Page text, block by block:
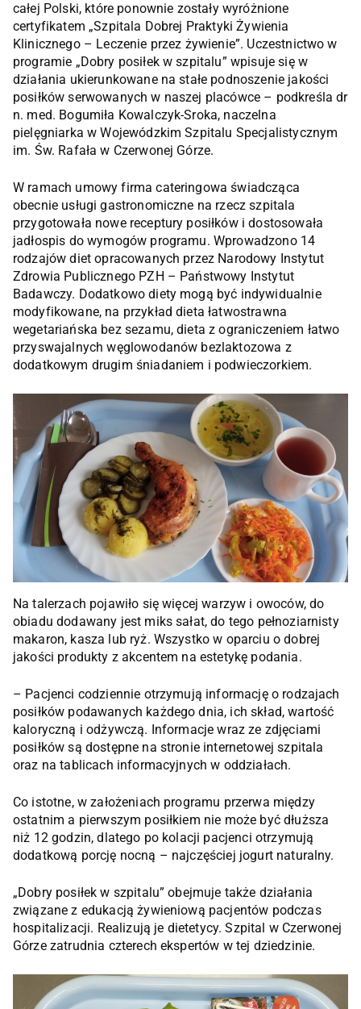
całej Polski, które ponownie zostały wyróżnione
certyfikatem „Szpitala Dobrej Praktyki Żywienia
Klinicznego – Leczenie przez żywienie”. Uczestnictwo w
programie „Dobry posiłek w szpitalu” wpisuje się w
działania ukierunkowane na stałe podnoszenie jakości
posiłków serwowanych w naszej placówce – podkreśla dr
n. med. Bogumiła Kowalczyk-Sroka, naczelna
pielęgniarka w Wojewódzkim Szpitalu Specjalistycznym
im. Św. Rafała w Czerwonej Górze.
W ramach umowy firma cateringowa świadcząca
obecnie usługi gastronomiczne na rzecz szpitala
przygotowała nowe receptury posiłków i dostosowała
jadłospis do wymogów programu. Wprowadzono 14
rodzajów diet opracowanych przez Narodowy Instytut
Zdrowia Publicznego PZH – Państwowy Instytut
Badawczy. Dodatkowo diety mogą być indywidualnie
modyfikowane, na przykład dieta łatwostrawna
wegetariańska bez sezamu, dieta z ograniczeniem łatwo
przyswajalnych węglowodanów bezlaktozowa z
dodatkowym drugim śniadaniem i podwieczorkiem.
Na talerzach pojawiło się więcej warzyw i owoców, do
obiadu dodawany jest miks sałat, do tego pełnoziarnisty
makaron, kasza lub ryż. Wszystko w oparciu o dobrej
jakości produkty z akcentem na estetykę podania.
– Pacjenci codziennie otrzymują informację o rodzajach
posiłków podawanych każdego dnia, ich skład, wartość
kaloryczną i odżywczą. Informacje wraz ze zdjęciami
posiłków są dostępne na stronie internetowej szpitala
oraz na tablicach informacyjnych w oddziałach.
Co istotne, w założeniach programu przerwa między
ostatnim a pierwszym posiłkiem nie może być dłuższa
niż 12 godzin, dlatego po kolacji pacjenci otrzymują
dodatkową porcję nocną – najczęściej jogurt naturalny.
„Dobry posiłek w szpitalu” obejmuje także działania
związane z edukacją żywieniową pacjentów podczas
hospitalizacji. Realizują je dietetycy. Szpital w Czerwonej
Górze zatrudnia czterech ekspertów w tej dziedzinie.